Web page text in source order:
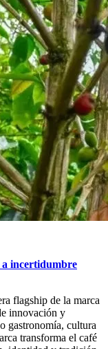
a incertidumbre
flagship de la marca
innovación y
gastronomía, cultura
transforma el café